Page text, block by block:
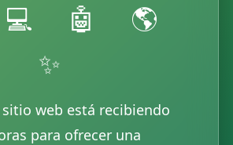
🤖 🌎
✨
web está recibiendo
para ofrecer una